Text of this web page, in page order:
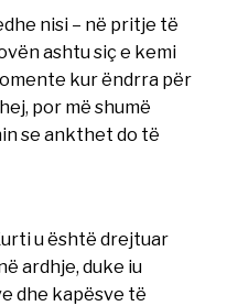
nisi – në pritje të
ashtu siç e kemi
kur ëndrra për
por më shumë
se ankthet do të
u është drejtuar
ardhje, duke iu
dhe kapësve të